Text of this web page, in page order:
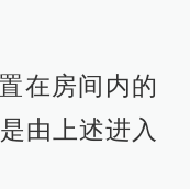
在房间内的
由上述进入